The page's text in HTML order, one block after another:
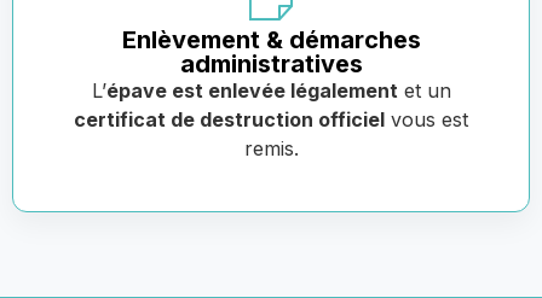
Enlèvement & démarches
administratives
L’épave est enlevée légalement et un
certificat de destruction officiel vous est
remis.